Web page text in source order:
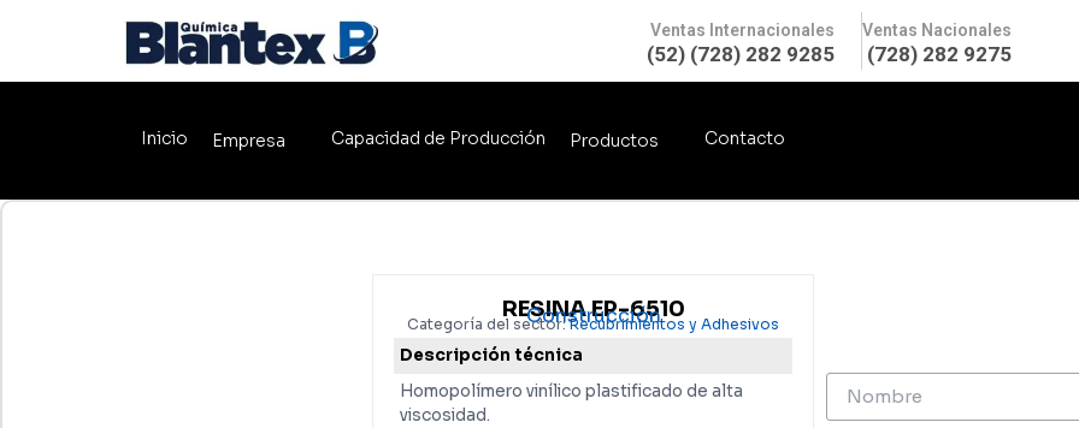
Ventas Internacionales
(52) (728) 282 9285
Ventas Nacionales
(728) 282 9275
Inicio Empresa Capacidad de Producción Productos Contacto
RESINA EP-6510
Construcción
Categoría del sector:Recubrimientos y Adhesivos
Descripción técnica
Homopolímero vinílico plastificado de alta
viscosidad.